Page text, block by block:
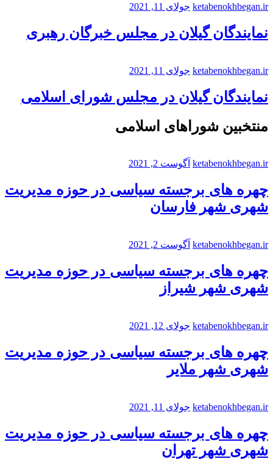
ketabenokhbegan.ir جولای 11, 2021
نمایندگان گیلان در مجلس خبرگان رهبری
ketabenokhbegan.ir جولای 11, 2021
نمایندگان گیلان در مجلس شورای اسلامی
منتخبین شوراهای اسلامی
ketabenokhbegan.ir آگوست 2, 2021
چهره های برجسته سیاسی در حوزه مدیریت
شهری شهر فارسان
ketabenokhbegan.ir آگوست 2, 2021
چهره های برجسته سیاسی در حوزه مدیریت
شهری شهر شیراز
ketabenokhbegan.ir جولای 12, 2021
چهره های برجسته سیاسی در حوزه مدیریت
شهری شهر ملایر
ketabenokhbegan.ir جولای 11, 2021
چهره های برجسته سیاسی در حوزه مدیریت
شهری شهر تهران